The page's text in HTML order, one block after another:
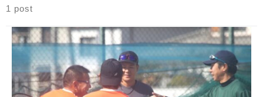
1 post